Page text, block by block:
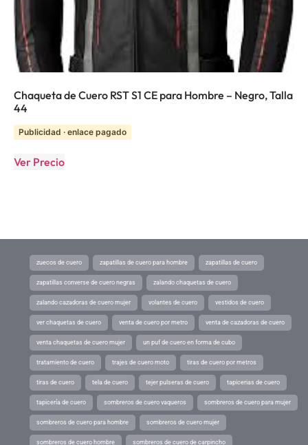
Chaqueta de Cuero RST S1 CE para Hombre – Negro, Talla
44
Publicidad · enlace pagado
Ver Precio
zuecos de cuero zapatillas de cuero para hombre zapatillas de cuero
zapatillas converse de cuero negras zalando chaquetas de cuero
zalando cazadoras de cuero mujer volantes de cuero vestidos de cuero
ver chaquetas de cuero venta de cuero por metro venta de cazadoras de cuero
venta chaquetas de cuero mujer un puf de cuero en forma de cubo
tratamiento de cuero trajes de cuero moto tiras de cuero por metros
tiras de cuero tela de cuero tejer pulseras de cuero tapicerias de cuero
tapicería de cuero sombreros de cuero vaqueros sombreros de cuero para mujer
sombreros de cuero para hombre sombreros de cuero mujer
sombreros de cuero hombre sombreros de cuero de carpincho